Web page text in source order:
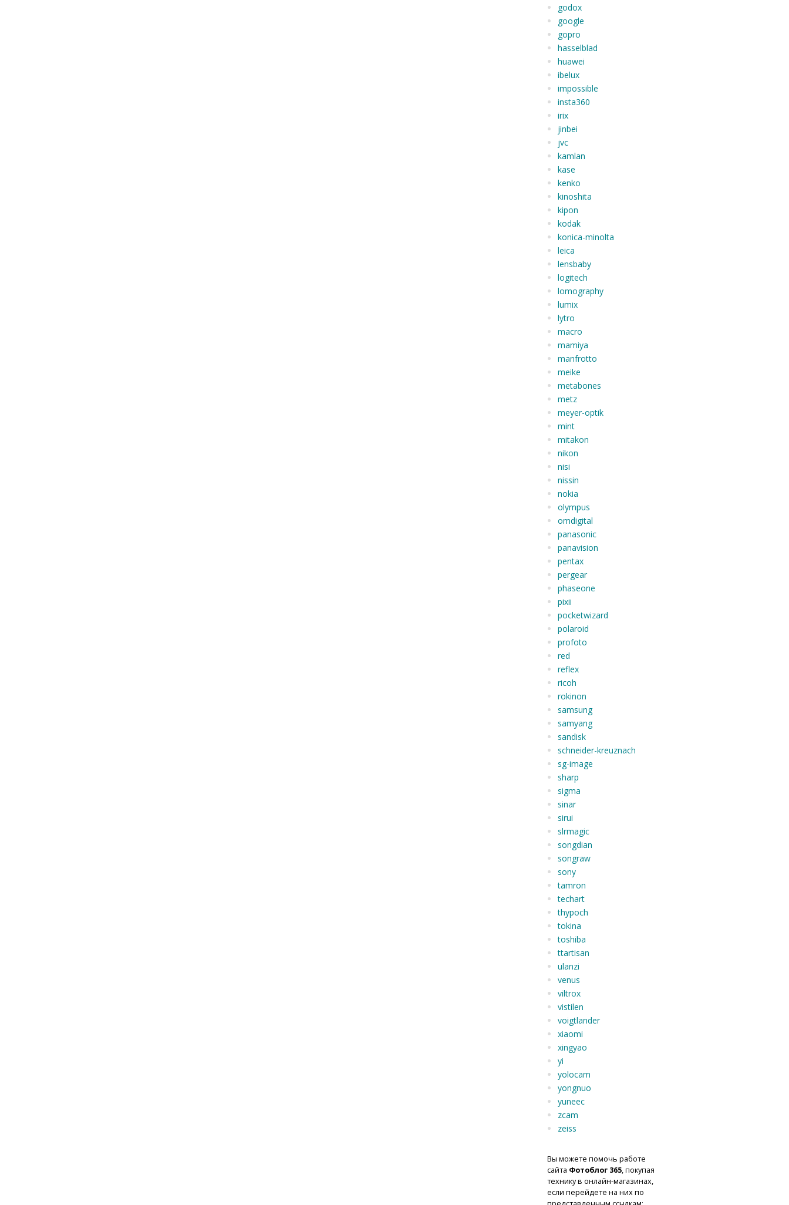
godox
google
gopro
hasselblad
huawei
ibelux
impossible
insta360
irix
jinbei
jvc
kamlan
kase
kenko
kinoshita
kipon
kodak
konica-minolta
leica
lensbaby
logitech
lomography
lumix
lytro
macro
mamiya
manfrotto
meike
metabones
metz
meyer-optik
mint
mitakon
nikon
nisi
nissin
nokia
olympus
omdigital
panasonic
panavision
pentax
pergear
phaseone
pixii
pocketwizard
polaroid
profoto
red
reflex
ricoh
rokinon
samsung
samyang
sandisk
schneider-kreuznach
sg-image
sharp
sigma
sinar
sirui
slrmagic
songdian
songraw
sony
tamron
techart
thypoch
tokina
toshiba
ttartisan
ulanzi
venus
viltrox
vistilen
voigtlander
xiaomi
xingyao
yi
yolocam
yongnuo
yuneec
zcam
zeiss
Вы можете помочь работе
сайта Фотоблог 365, покупая
технику в онлайн-магазинах,
если перейдете на них по